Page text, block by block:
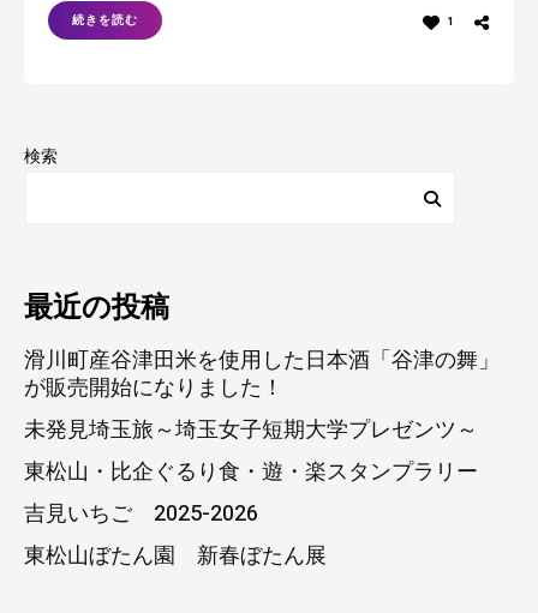
続きを読む 1
検索
最近の投稿
滑川町産谷津田米を使用した日本酒「谷津の舞」
が販売開始になりました！
未発見埼玉旅～埼玉女子短期大学プレゼンツ～
東松山・比企ぐるり食・遊・楽スタンプラリー
吉見いちご 2025-2026
東松山ぼたん園 新春ぼたん展